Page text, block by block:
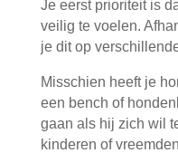
Je eerst prioriteit is
veilig te voelen.
je dit op
Misschien heeft je
een bench of
gaan als hij zich wil
kinderen of